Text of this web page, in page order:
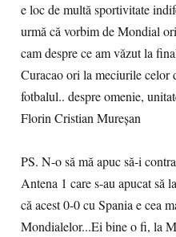
e loc de multă sportivitate
urmă că vorbim de Mondial
cam despre ce am văzut la
Curacao ori la meciurile celor
fotbalul.. despre omenie,
Florin Cristian Mureșan
PS. N-o să mă apuc să-i
Antena 1 care s-au apucat să
că acest 0-0 cu Spania e cea
Mondialelor...Ei bine o fi, la